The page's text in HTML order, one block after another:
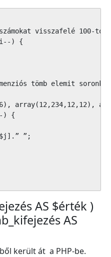
visszafelé 100-tól
) {
tömb elemit
array(12,234,12,12),
) {
”;
AS $érték )
AS
került át a PHP-be.